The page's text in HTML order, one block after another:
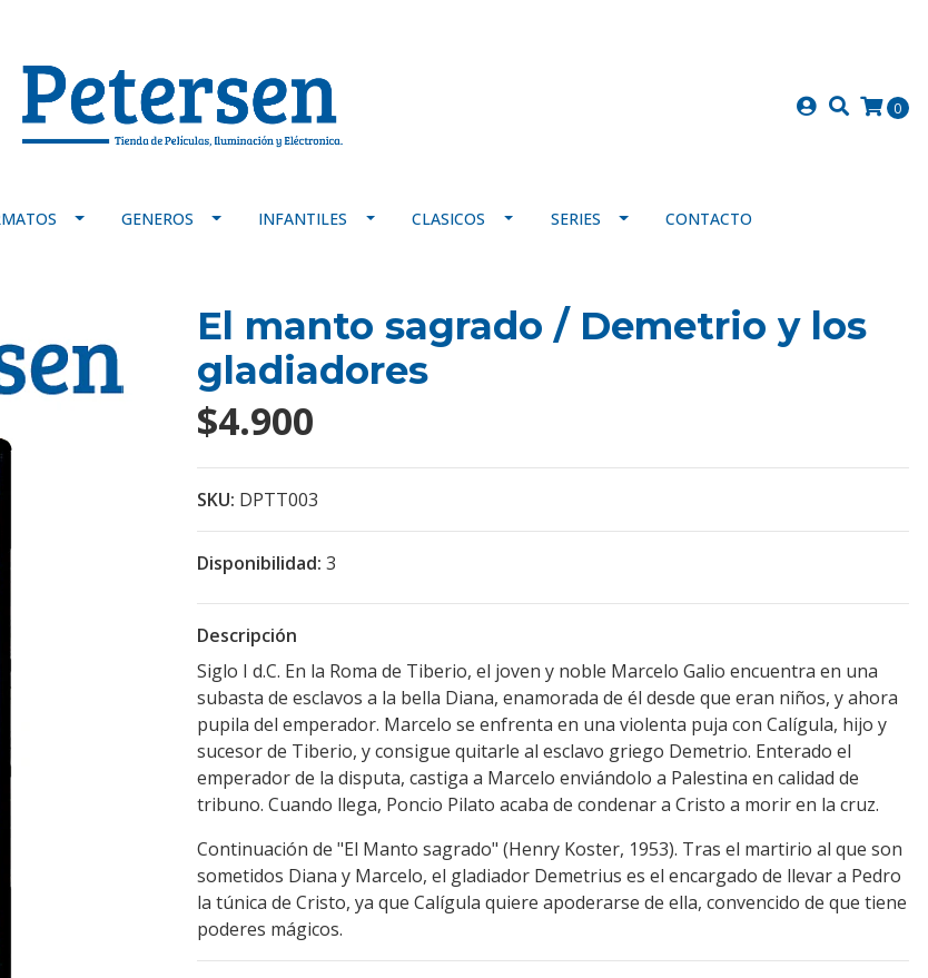
0
GENEROS INFANTILES CLASICOS SERIES CONTACTO
El manto sagrado / Demetrio y los
gladiadores
$4.900
SKU: DPTT003
Disponibilidad: 3
Descripción
Siglo I d.C. En la Roma de Tiberio, el joven y noble Marcelo Galio encuentra en una
subasta de esclavos a la bella Diana, enamorada de él desde que eran niños, y ahora
pupila del emperador. Marcelo se enfrenta en una violenta puja con Calígula, hijo y
sucesor de Tiberio, y consigue quitarle al esclavo griego Demetrio. Enterado el
emperador de la disputa, castiga a Marcelo enviándolo a Palestina en calidad de
tribuno. Cuando llega, Poncio Pilato acaba de condenar a Cristo a morir en la cruz.
Continuación de "El Manto sagrado" (Henry Koster, 1953). Tras el martirio al que son
sometidos Diana y Marcelo, el gladiador Demetrius es el encargado de llevar a Pedro
la túnica de Cristo, ya que Calígula quiere apoderarse de ella, convencido de que tiene
poderes mágicos.